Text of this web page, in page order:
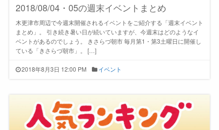
2018/08/04・05の週末イベントまとめ
木更津市周辺で今週末開催されるイベントをご紹介する「週末イベント
まとめ」。 引き続き暑い日が続いていますが、今週末はどのようなイ
ベントがあるのでしょう。 きさらづ朝市 毎月第1・第3土曜日に開催し
ている「きさらづ朝市」。 […]
2018年8月3日 12:00 PM イベント